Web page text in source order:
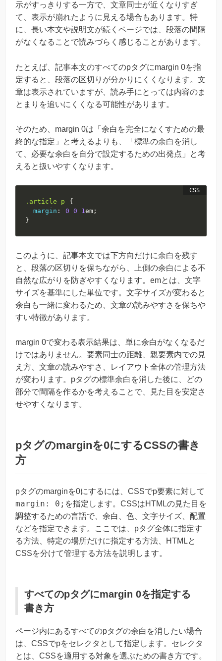
示がすっきりする一方で、文章同士が近くなりすぎ
て、表示が崩れたように見える場合もあります。特
に、長い本文や説明文が続くページでは、段落の間隔
がなくなることで読みづらく感じることがあります。
たとえば、記事本文のすべてのpタグにmargin 0を指
定すると、段落の区切りが分かりにくくなります。文
章は表示されていますが、読み手にとっては内容のま
とまりを追いにくくなる可能性があります。
そのため、margin 0は「余白を完全になくすための最
終的な指定」と考えるよりも、「標準の余白を消し
て、必要な余白を自分で設定するための出発点」と考
えると扱いやすくなります。
.article p
{
margin : 0 0 1em ;
}
このように、記事本文では下方向だけに余白を残す
と、段落の区切りを保ちながら、上側の余白による不
自然な広がりを防ぎやすくなります。emとは、文字
サイズを基準にした単位です。文字サイズが変わると
余白も一緒に変わるため、文章の読みやすさを保ちや
すい特徴があります。
margin 0で変わる表示結果は、単に余白がなくなるだ
けではありません。要素同士の距離、親要素内での見
え方、文章の読みやすさ、レイアウト全体の管理方法
が変わります。pタグの標準余白を消した後に、どの
部分で間隔を作るかを考えることで、見た目を安定さ
せやすくなります。
pタグのmarginを0にするCSSの書き
方
pタグのmarginを0にするには、CSSでp要素に対して
margin: 0; を指定します。CSSはHTMLの見た目を
調整するための言語で、余白、色、文字サイズ、配置
などを指定できます。ここでは、pタグ全体に指定す
る方法、特定の場所だけに指定する方法、HTMLと
CSSを分けて管理する方法を説明します。
すべてのpタグにmargin 0を指定する
書き方
ページ内にあるすべてのpタグの余白を消したい場合
は、CSSでpをセレクタとして指定します。セレクタ
とは、CSSを適用する対象を選ぶための書き方です。